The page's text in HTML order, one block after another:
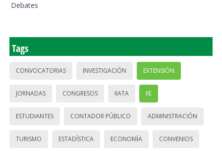
Debates
Tags
CONVOCATORIAS INVESTIGACIÓN EXTENSIÓN
JORNADAS CONGRESOS IIATA IIE
ESTUDIANTES CONTADOR PÚBLICO ADMINISTRACIÓN
TURISMO ESTADÍSTICA ECONOMÍA CONVENIOS